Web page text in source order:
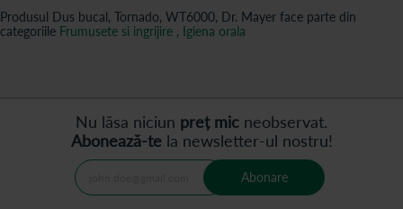
Produsul Dus bucal, Tornado, WT6000, Dr. Mayer face parte din
categoriile Frumusete si ingrijire , Igiena orala
Nu lăsa niciun preț mic neobservat.
Abonează-tela newsletter-ul nostru!
Abonare